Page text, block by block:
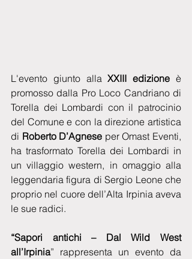
L'evento giunto alla XXIII edizione è
promosso dalla Pro Loco Candriano di
Torella dei Lombardi con il patrocinio
del Comune e con la direzione artistica
di Roberto D’Agnese per Omast Eventi,
ha trasformato Torella dei Lombardi in
un villaggio western, in omaggio alla
leggendaria figura di Sergio Leone che
proprio nel cuore dell’Alta Irpinia aveva
le sue radici.
“Sapori antichi – Dal Wild West
all’Irpinia” rappresenta un evento da